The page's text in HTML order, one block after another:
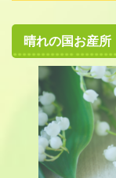
晴れの国お産所